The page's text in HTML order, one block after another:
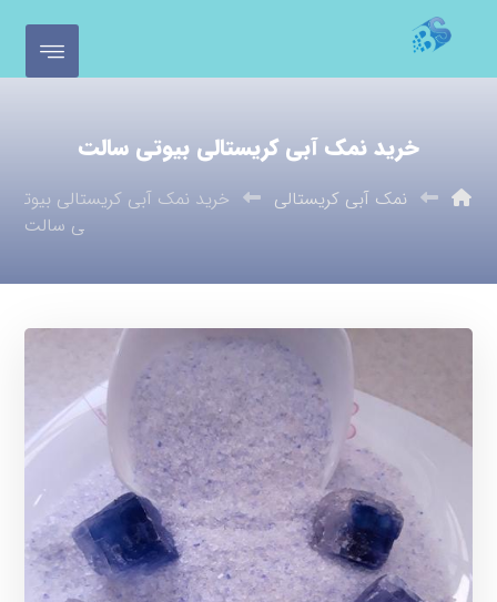
خرید نمک آبی کریستالی بیوتی سالت
نمک آبی کریستالی
خرید نمک آبی کریستالی بیوت
ی سالت